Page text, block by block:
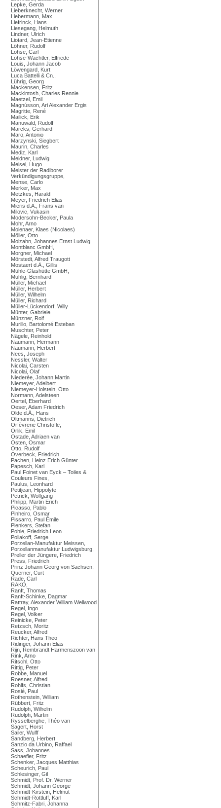
Lepke, Gerda
Lieberknecht, Werner
Liebermann, Max
Liefrinck, Hans
Liesegang, Helmuth
Lindner, Ulrich
Liotard, Jean-Etienne
Löhner, Rudolf
Lohse, Carl
Lohse-Wächtler, Elfriede
Louis, Johann Jacob
Löwengard, Kurt
Luca Battelli & Cn.,
Lührig, Georg
Mackensen, Fritz
Mackintosh, Charles Rennie
Maetzel, Emil
Magnússon, Ari Alexander Ergis
Magritte, René
Mailick, Erik
Manuwald, Rudolf
Marcks, Gerhard
Maro, Antonio
Marzynski, Siegbert
Maurin, Charles
Mediz, Karl
Meidner, Ludwig
Meisel, Hugo
Meister der Radiborer
Verkündigungsgruppe,
Mense, Carlo
Merker, Max
Metzkes, Harald
Meyer, Friedrich Elias
Mieris d.Ä., Frans van
Milovic, Vukasin
Modersohn-Becker, Paula
Mohr, Arno
Molenaer, Klaes (Nicolaes)
Möller, Otto
Molzahn, Johannes Ernst Ludwig
Montblanc GmbH,
Morgner, Michael
Mörstedt, Alfred Traugott
Mostaert d.Ä., Gillis
Mühle-Glashütte GmbH,
Mühlig, Bernhard
Müller, Michael
Müller, Herbert
Müller, Wilhelm
Müller, Richard
Müller-Lückendorf, Willy
Münter, Gabriele
Münzner, Rolf
Murillo, Bartolomé Esteban
Muschter, Peter
Nägele, Reinhold
Naumann, Hermann
Naumann, Herbert
Nees, Joseph
Nessler, Walter
Nicolai, Carsten
Nicolai, Olaf
Niederée, Johann Martin
Niemeyer, Adelbert
Niemeyer-Holstein, Otto
Normann, Adelsteen
Oertel, Eberhard
Oeser, Adam Friedrich
Olde d.Ä., Hans
Oltmanns, Dietrich
Orfèvrerie Christofle,
Orlik, Emil
Ostade, Adriaen van
Osten, Osmar
Otto, Rudolf
Overbeck, Friedrich
Pachen, Heinz Erich Günter
Papesch, Karl
Paul Foinet van Eyck – Toiles &
Couleurs Fines,
Paulus, Leonhard
Petitjean, Hippolyte
Petrick, Wolfgang
Philipp, Martin Erich
Picasso, Pablo
Pinheiro, Osmar
Pissarro, Paul Émile
Plenkers, Stefan
Pohle, Friedrich Leon
Poliakoff, Serge
Porzellan-Manufaktur Meissen,
Porzellanmanufaktur Ludwigsburg,
Preller der Jüngere, Friedrich
Press, Friedrich
Prinz Johann Georg von Sachsen,
Querner, Curt
Rade, Carl
RAKO,
Ranft, Thomas
Ranft-Schinke, Dagmar
Rattray, Alexander William Wellwood
Regel, Ingo
Regel, Volker
Reinicke, Peter
Retzsch, Moritz
Reucker, Alfred
Richter, Hans Theo
Ridinger, Johann Elias
Rijn, Rembrandt Harmenszoon van
Rink, Arno
Ritschl, Otto
Rittig, Peter
Robbe, Manuel
Roesner, Alfred
Rohlfs, Christian
Rosié, Paul
Rothenstein, William
Rübbert, Fritz
Rudolph, Wilhelm
Rudolph, Martin
Rysselberghe, Théo van
Sagert, Horst
Sailer, Wulff
Sandberg, Herbert
Sanzio da Urbino, Raffael
Sass, Johannes
Schaefler, Fritz
Schenker, Jacques Matthias
Scheurich, Paul
Schlesinger, Gil
Schmidt, Prof. Dr. Werner
Schmidt, Johann George
Schmidt-Kirstein, Helmut
Schmidt-Rottluff, Karl
Schmitz-Fabri, Johanna